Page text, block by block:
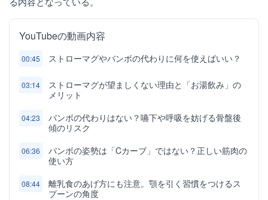
YouTubeの動画内容
00:45 ストローマグやバンボの代わりに何を使えばいい？
03:14
ストローマグが望ましくない理由と「お湯飲み」の
メリット
04:23
バンボの代わりはない？嚥下や呼吸を妨げる骨盤後
傾のリスク
06:36
バンボの姿勢は「Cカーブ」ではない？正しい筋肉の
使い方
08:44
離乳食のあげ方にも注意。顎を引く習慣をつけるス
プーンの角度